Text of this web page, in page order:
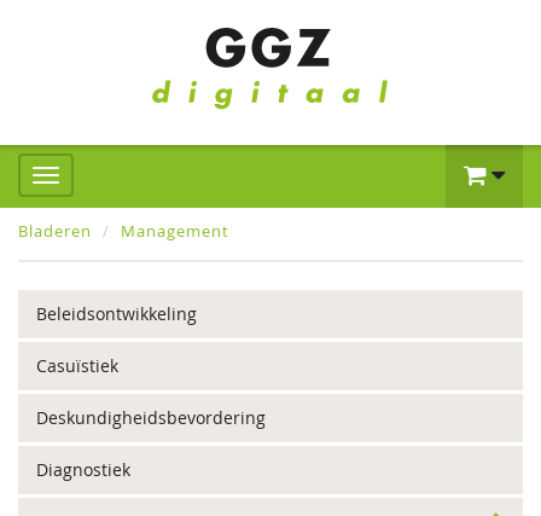
Bladeren Management
Beleidsontwikkeling
Casuïstiek
Deskundigheidsbevordering
Diagnostiek